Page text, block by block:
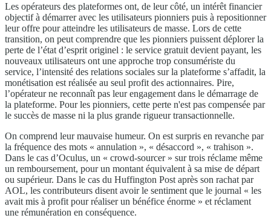
Les opérateurs des plateformes ont, de leur côté, un intérêt financier
objectif à démarrer avec les utilisateurs pionniers puis à repositionner
leur offre pour atteindre les utilisateurs de masse. Lors de cette
transition, on peut comprendre que les pionniers puissent déplorer la
perte de l’état d’esprit originel : le service gratuit devient payant, les
nouveaux utilisateurs ont une approche trop consumériste du
service, l’intensité des relations sociales sur la plateforme s’affadit, la
monétisation est réalisée au seul profit des actionnaires. Pire,
l’opérateur ne reconnaît pas leur engagement dans le démarrage de
la plateforme. Pour les pionniers, cette perte n'est pas compensée par
le succès de masse ni la plus grande rigueur transactionnelle.
On comprend leur mauvaise humeur. On est surpris en revanche par
la fréquence des mots « annulation », « désaccord », « trahison ».
Dans le cas d’Oculus, un « crowd-sourcer » sur trois réclame même
un remboursement, pour un montant équivalent à sa mise de départ
ou supérieur. Dans le cas du Huffington Post après son rachat par
AOL, les contributeurs disent avoir le sentiment que le journal « les
avait mis à profit pour réaliser un bénéfice énorme » et réclament
une rémunération en conséquence.